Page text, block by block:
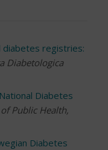
diabetes registries:
Diabetologica
Diabetes
Public Health,
Diabetes